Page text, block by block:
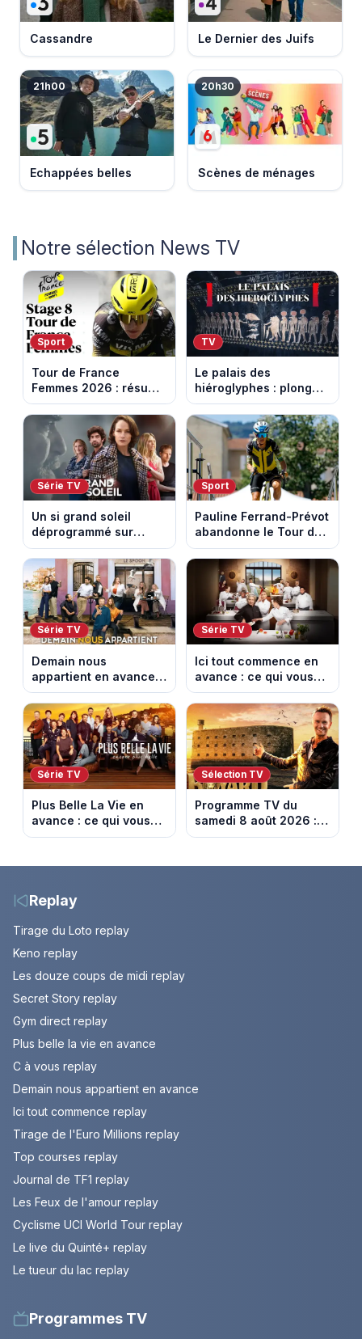
Cassandre Le Dernier des Juifs
21h00
Echappées belles
20h30
Scènes de ménages
Notre sélection News TV
Sport
Tour de France
Femmes 2026 : résumé
vidéo de la 9e étape
entre Sisteron et Nice
TV
Le palais des
hiéroglyphes : plongez
dans la tombe
égyptienne qui fascine
les archéologues
Série TV
Un si grand soleil
déprogrammé sur
France 3 : cinq
épisodes inédits
diffusés le 13 août
Sport
Pauline Ferrand-Prévot
abandonne le Tour de
France Femmes avant
la 8e étape
Série TV
Demain nous
appartient en avance :
ce qui vous attend la
semaine du 10 au 14
août 2026 (spoiler)
Série TV
Ici tout commence en
avance : ce qui vous
attend la semaine du
10 au 14 août 2026
(spoiler)
Série TV
Plus Belle La Vie en
avance : ce qui vous
attend la semaine du
(spoiler)
Sélection TV
Programme TV du
samedi 8 août 2026 :
notre sélection pour
Replay
Tirage du Loto replay
Keno replay
Les douze coups de midi replay
Secret Story replay
Gym direct replay
Plus belle la vie en avance
C à vous replay
Demain nous appartient en avance
Ici tout commence replay
Tirage de l'Euro Millions replay
Top courses replay
Journal de TF1 replay
Les Feux de l'amour replay
Cyclisme UCI World Tour replay
Le live du Quinté+ replay
Le tueur du lac replay
Programmes TV